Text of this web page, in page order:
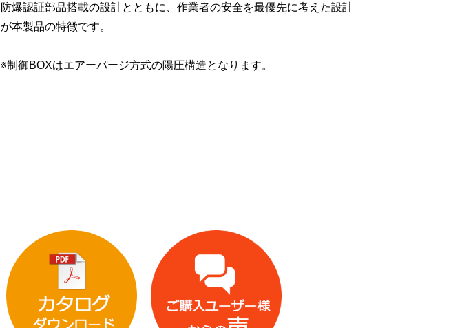
防爆認証部品搭載の設計とともに、作業者の安全を最優先に考えた設計
が本製品の特徴です。
※制御BOXはエアーパージ方式の陽圧構造となります。